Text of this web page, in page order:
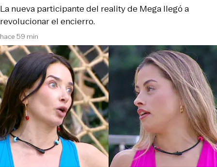
hace 59 min
La nueva participante del reality de Mega llegó a
revolucionar el encierro.